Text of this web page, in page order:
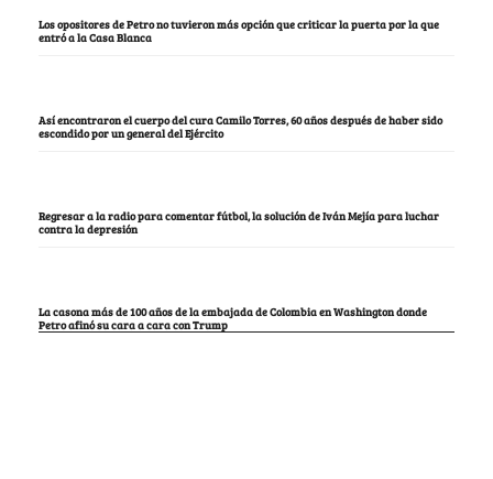
Los opositores de Petro no tuvieron más opción que criticar la puerta por la que
entró a la Casa Blanca
Así encontraron el cuerpo del cura Camilo Torres, 60 años después de haber sido
escondido por un general del Ejército
Regresar a la radio para comentar fútbol, la solución de Iván Mejía para luchar
contra la depresión
La casona más de 100 años de la embajada de Colombia en Washington donde
Petro afinó su cara a cara con Trump